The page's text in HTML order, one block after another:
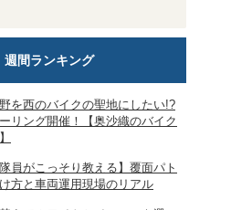
週間ランキング
を西のバイクの聖地にしたい!?
リング開催！【奥沙織のバイク
隊員がこっそり教える】覆面パト
方と車両運用現場のリアル